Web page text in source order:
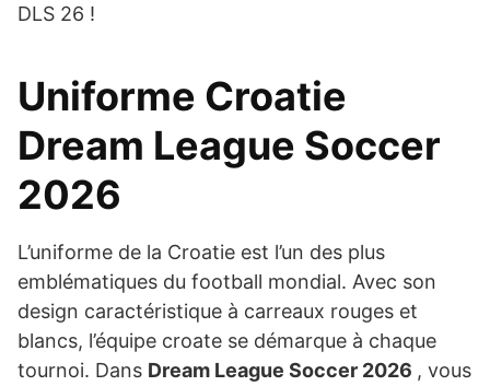
DLS 26 !
Uniforme Croatie
Dream League Soccer
2026
L’uniforme de la Croatie est l’un des plus
emblématiques du football mondial. Avec son
design caractéristique à carreaux rouges et
blancs, l’équipe croate se démarque à chaque
tournoi. Dans Dream League Soccer 2026 , vous